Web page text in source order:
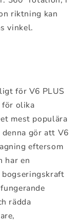
riktning kan
vinkel.
för V6 PLUS
olika
mest populära
gör att V6
eftersom
har en
rädda